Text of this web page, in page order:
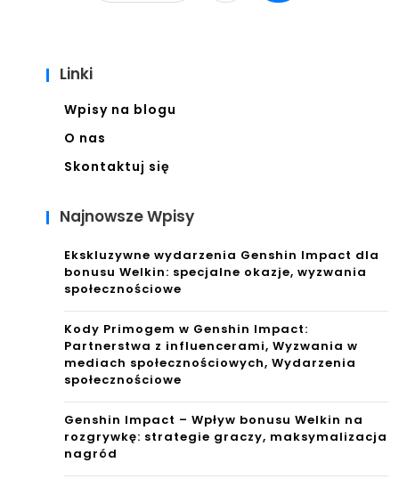
Linki
Wpisy na blogu
O nas
Skontaktuj się
Najnowsze Wpisy
Ekskluzywne wydarzenia Genshin Impact dla
bonusu Welkin: specjalne okazje, wyzwania
społecznościowe
Kody Primogem w Genshin Impact:
Partnerstwa z influencerami, Wyzwania w
mediach społecznościowych, Wydarzenia
społecznościowe
Genshin Impact – Wpływ bonusu Welkin na
rozgrywkę: strategie graczy, maksymalizacja
nagród